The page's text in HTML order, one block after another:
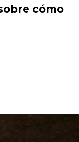
cómo